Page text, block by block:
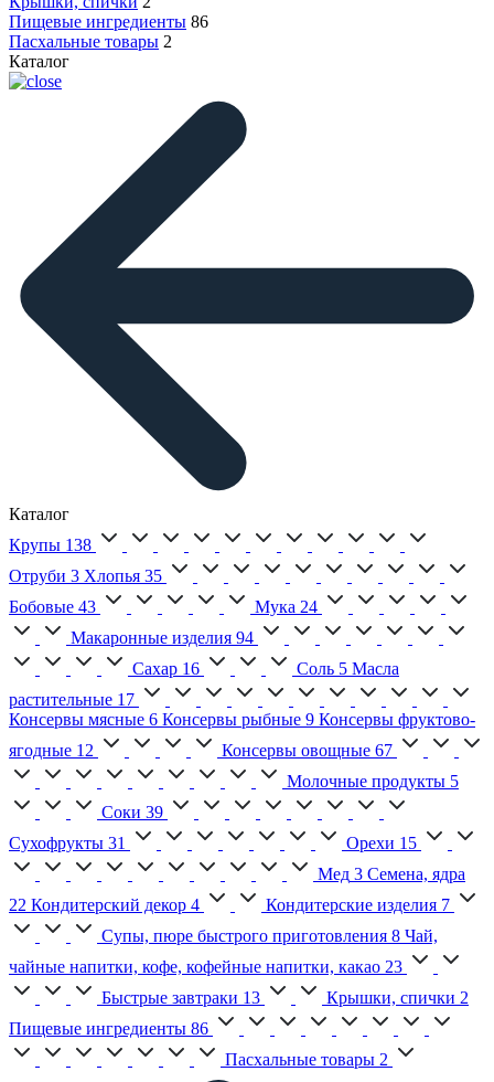
Пищевые ингредиенты 86
Пасхальные товары 2
Каталог
Каталог
Крупы 138
Отруби 3 Хлопья 35
Бобовые 43 Мука 24
Макаронные изделия 94
Сахар 16 Соль 5 Масла
растительные 17
Консервы мясные 6 Консервы рыбные 9 Консервы фруктово-
ягодные 12 Консервы овощные 67
Молочные продукты 5
Соки 39
Сухофрукты 31 Орехи 15
Мед 3 Семена, ядра
22 Кондитерский декор 4 Кондитерские изделия 7
Супы, пюре быстрого приготовления 8 Чай,
чайные напитки, кофе, кофейные напитки, какао 23
Быстрые завтраки 13 Крышки, спички 2
Пищевые ингредиенты 86
Пасхальные товары 2